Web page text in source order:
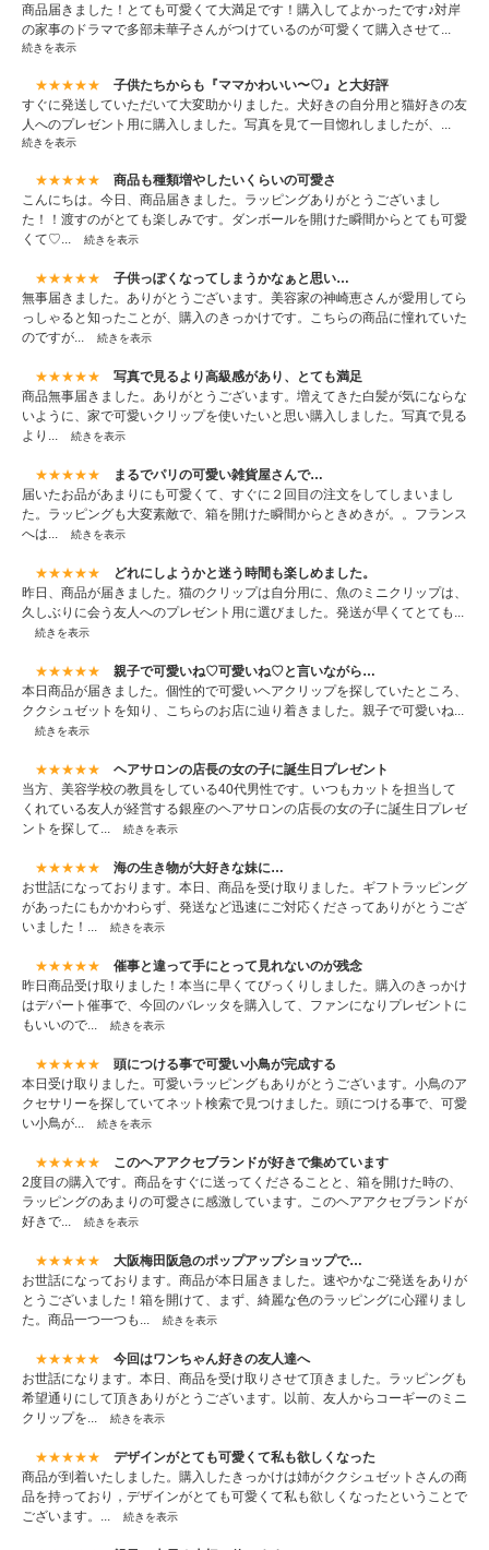
商品届きました！とても可愛くて大満足です！購入してよかったです♪対岸
の家事のドラマで多部未華子さんがつけているのが可愛くて購入させて...
続きを表示
★★★★★
子供たちからも『ママかわいい〜♡』と大好評
すぐに発送していただいて大変助かりました。犬好きの自分用と猫好きの友
人へのプレゼント用に購入しました。写真を見て一目惚れしましたが、...
続きを表示
★★★★★
商品も種類増やしたいくらいの可愛さ
こんにちは。今日、商品届きました。ラッピングありがとうございまし
た！！渡すのがとても楽しみです。ダンボールを開けた瞬間からとても可愛
くて♡...
続きを表示
★★★★★
子供っぽくなってしまうかなぁと思い…
無事届きました。ありがとうございます。美容家の神崎恵さんが愛用してら
っしゃると知ったことが、購入のきっかけです。こちらの商品に憧れていた
のですが...
続きを表示
★★★★★
写真で見るより高級感があり、とても満足
商品無事届きました。ありがとうございます。増えてきた白髪が気にならな
いように、家で可愛いクリップを使いたいと思い購入しました。写真で見る
より...
続きを表示
★★★★★
まるでパリの可愛い雑貨屋さんで…
届いたお品があまりにも可愛くて、すぐに２回目の注文をしてしまいまし
た。ラッピングも大変素敵で、箱を開けた瞬間からときめきが。。フランス
へは...
続きを表示
★★★★★
どれにしようかと迷う時間も楽しめました。
昨日、商品が届きました。猫のクリップは自分用に、魚のミニクリップは、
久しぶりに会う友人へのプレゼント用に選びました。発送が早くてとても...
続きを表示
★★★★★
親子で可愛いね♡可愛いね♡と言いながら…
本日商品が届きました。個性的で可愛いヘアクリップを探していたところ、
ククシュゼットを知り、こちらのお店に辿り着きました。親子で可愛いね...
続きを表示
★★★★★
ヘアサロンの店長の女の子に誕生日プレゼント
当方、美容学校の教員をしている40代男性です。いつもカットを担当して
くれている友人が経営する銀座のヘアサロンの店長の女の子に誕生日プレゼ
ントを探して...
続きを表示
★★★★★
海の生き物が大好きな妹に…
お世話になっております。本日、商品を受け取りました。ギフトラッピング
があったにもかかわらず、発送など迅速にご対応くださってありがとうござ
いました！...
続きを表示
★★★★★
催事と違って手にとって見れないのが残念
昨日商品受け取りました！本当に早くてびっくりしました。購入のきっかけ
はデパート催事で、今回のバレッタを購入して、ファンになりプレゼントに
もいいので...
続きを表示
★★★★★
頭につける事で可愛い小鳥が完成する
本日受け取りました。可愛いラッピングもありがとうございます。小鳥のア
クセサリーを探していてネット検索で見つけました。頭につける事で、可愛
い小鳥が...
続きを表示
★★★★★
このヘアアクセブランドが好きで集めています
2度目の購入です。商品をすぐに送ってくださることと、箱を開けた時の、
ラッピングのあまりの可愛さに感激しています。このヘアアクセブランドが
好きで...
続きを表示
★★★★★
大阪梅田阪急のポップアップショップで…
お世話になっております。商品が本日届きました。速やかなご発送をありが
とうございました！箱を開けて、まず、綺麗な色のラッピングに心躍りまし
た。商品一つ一つも...
続きを表示
★★★★★
今回はワンちゃん好きの友人達へ
お世話になります。本日、商品を受け取りさせて頂きました。ラッピングも
希望通りにして頂きありがとうございます。以前、友人からコーギーのミニ
クリップを...
続きを表示
★★★★★
デザインがとても可愛くて私も欲しくなった
商品が到着いたしました。購入したきっかけは姉がククシュゼットさんの商
品を持っており，デザインがとても可愛くて私も欲しくなったということで
ございます。...
続きを表示